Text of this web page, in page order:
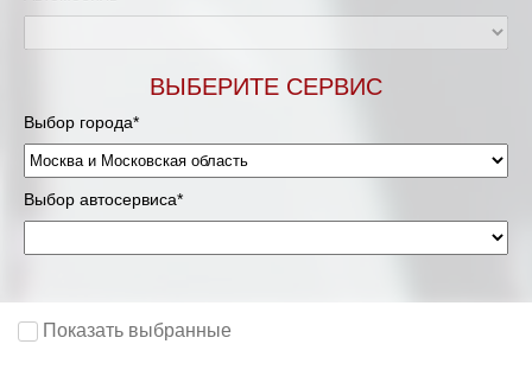
Мурманск
Нижний Новгород
Новосибирск
Орёл
ВЫБЕРИТЕ СЕРВИС
Выбор города*
Выбор автосервиса*
Показать выбранные